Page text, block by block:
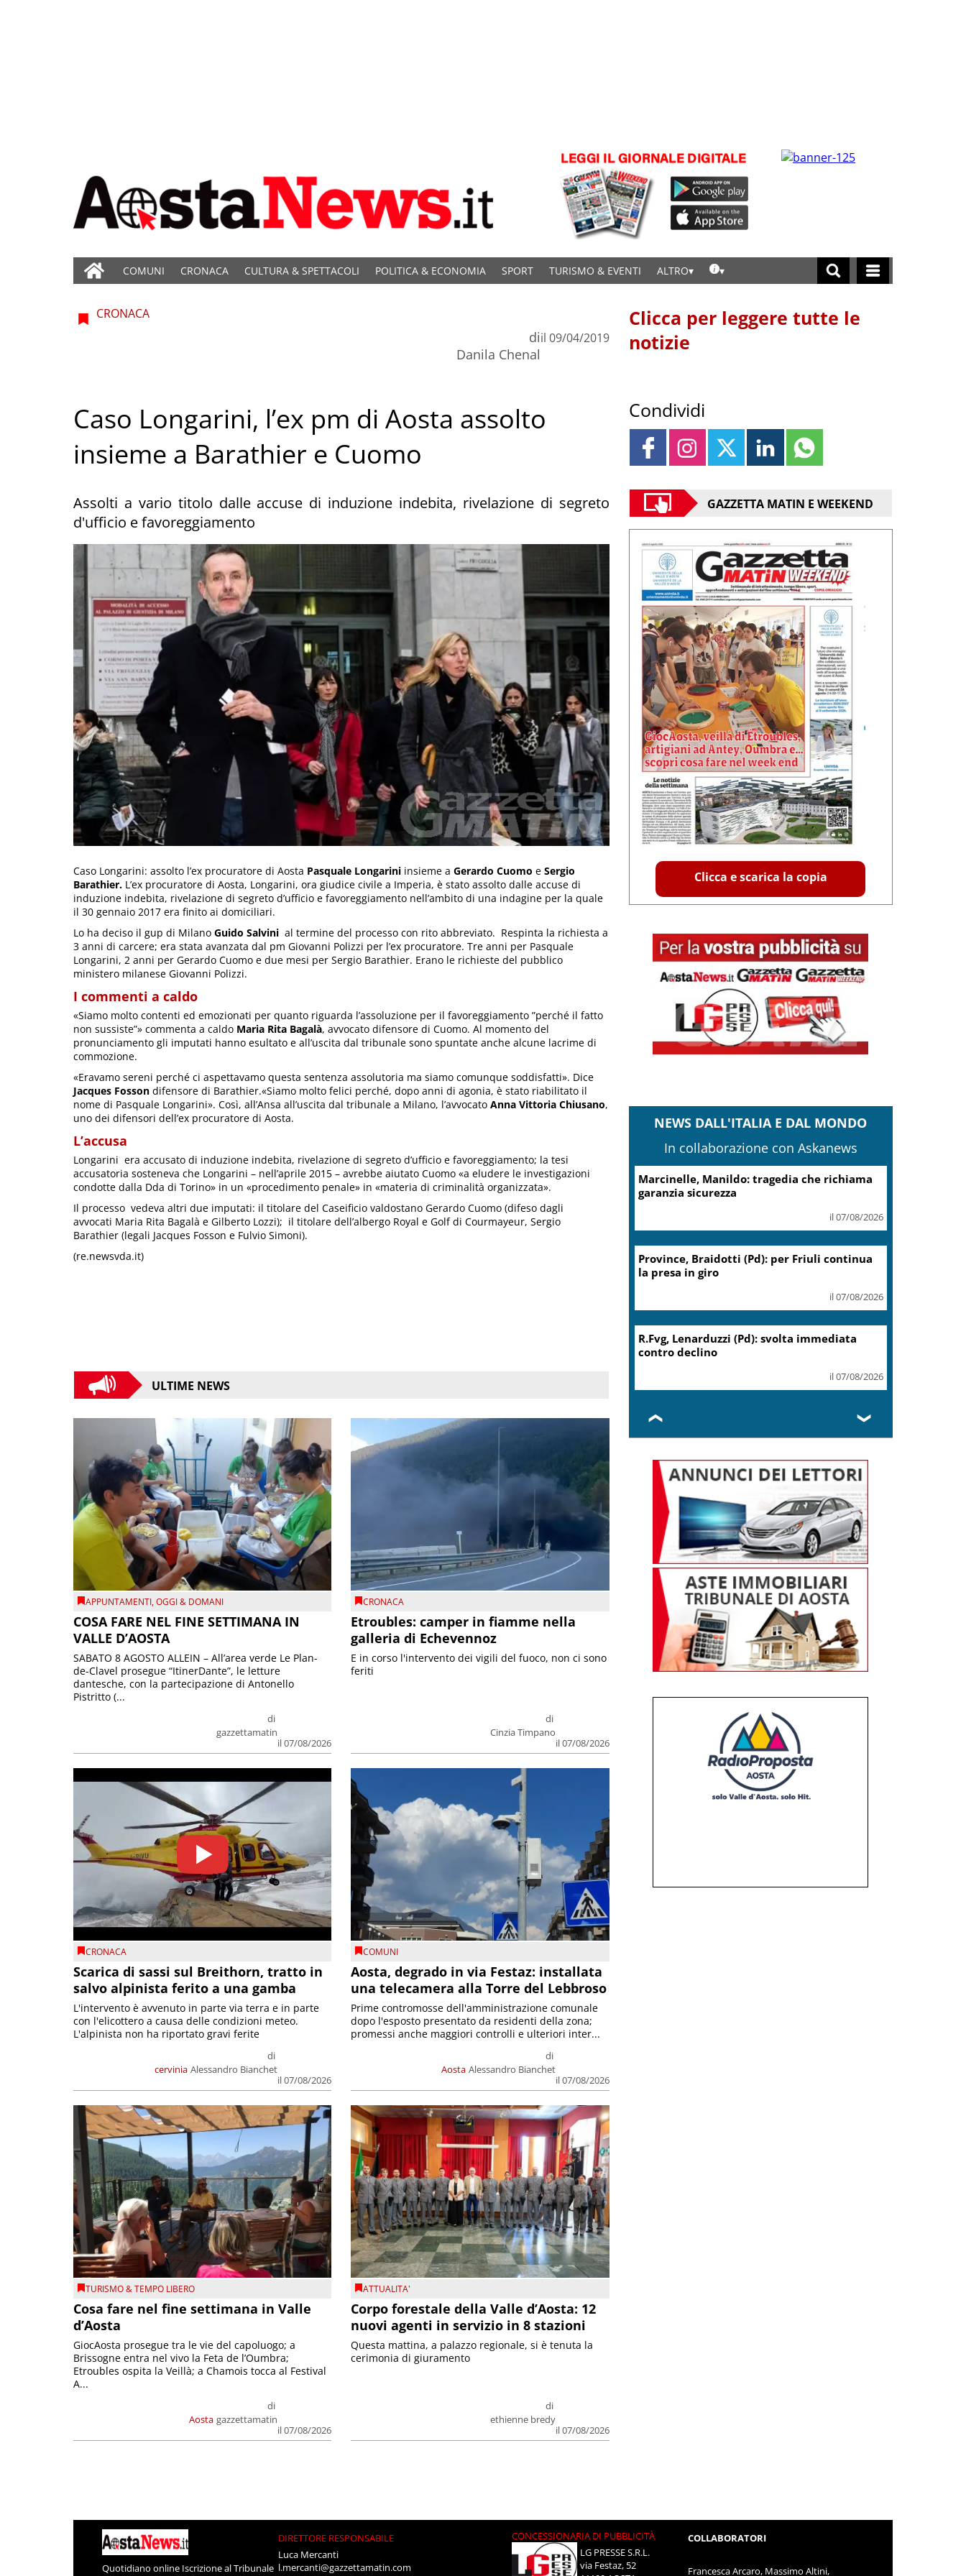
COMUNI CRONACA CULTURA & SPETTACOLI POLITICA & ECONOMIA SPORT TURISMO & EVENTI ALTRO
CRONACA
di
Danila Chenal
il 09/04/2019
Caso Longarini, l’ex pm di Aosta assolto
insieme a Barathier e Cuomo
Assolti a vario titolo dalle accuse di induzione indebita, rivelazione di segreto
d'ufficio e favoreggiamento
Caso Longarini: assolto l’ex procuratore di Aosta Pasquale Longarini insieme a Gerardo Cuomo e Sergio
Barathier. L’ex procuratore di Aosta, Longarini, ora giudice civile a Imperia, è stato assolto dalle accuse di
induzione indebita, rivelazione di segreto d’ufficio e favoreggiamento nell’ambito di una indagine per la quale
il 30 gennaio 2017 era finito ai domiciliari.
Lo ha deciso il gup di Milano Guido Salvini al termine del processo con rito abbreviato. Respinta la richiesta a
3 anni di carcere; era stata avanzata dal pm Giovanni Polizzi per l’ex procuratore. Tre anni per Pasquale
Longarini, 2 anni per Gerardo Cuomo e due mesi per Sergio Barathier. Erano le richieste del pubblico
ministero milanese Giovanni Polizzi.
I commenti a caldo
«Siamo molto contenti ed emozionati per quanto riguarda l’assoluzione per il favoreggiamento ”perché il fatto
non sussiste”» commenta a caldo Maria Rita Bagalà, avvocato difensore di Cuomo. Al momento del
pronunciamento gli imputati hanno esultato e all’uscita dal tribunale sono spuntate anche alcune lacrime di
commozione.
«Eravamo sereni perché ci aspettavamo questa sentenza assolutoria ma siamo comunque soddisfatti». Dice
Jacques Fosson difensore di Barathier.«Siamo molto felici perché, dopo anni di agonia, è stato riabilitato il
nome di Pasquale Longarini». Così, all’Ansa all’uscita dal tribunale a Milano, l’avvocato Anna Vittoria Chiusano,
uno dei difensori dell’ex procuratore di Aosta.
L’accusa
Longarini era accusato di induzione indebita, rivelazione di segreto d’ufficio e favoreggiamento; la tesi
accusatoria sosteneva che Longarini – nell’aprile 2015 – avrebbe aiutato Cuomo «a eludere le investigazioni
condotte dalla Dda di Torino» in un «procedimento penale» in «materia di criminalità organizzata».
Il processo vedeva altri due imputati: il titolare del Caseificio valdostano Gerardo Cuomo (difeso dagli
avvocati Maria Rita Bagalà e Gilberto Lozzi); il titolare dell’albergo Royal e Golf di Courmayeur, Sergio
Barathier (legali Jacques Fosson e Fulvio Simoni).
(re.newsvda.it)
ULTIME NEWS
APPUNTAMENTI,OGGI & DOMANI
COSA FARE NEL FINE SETTIMANA IN
VALLE D’AOSTA
di
gazzettamatin
il 07/08/2026
SABATO 8 AGOSTO ALLEIN – All’area verde Le Plan-
de-Clavel prosegue “ItinerDante”, le letture
dantesche, con la partecipazione di Antonello
Pistritto (...
CRONACA
Etroubles: camper in fiamme nella
galleria di Echevennoz
di
Cinzia Timpano
il 07/08/2026
E in corso l'intervento dei vigili del fuoco, non ci sono
feriti
CRONACA
Scarica di sassi sul Breithorn, tratto in
salvo alpinista ferito a una gamba
cervinia
di
Alessandro Bianchet
il 07/08/2026
L'intervento è avvenuto in parte via terra e in parte
con l'elicottero a causa delle condizioni meteo.
L'alpinista non ha riportato gravi ferite
COMUNI
Aosta, degrado in via Festaz: installata
una telecamera alla Torre del Lebbroso
Aosta
di
Alessandro Bianchet
il 07/08/2026
Prime contromosse dell'amministrazione comunale
dopo l'esposto presentato da residenti della zona;
promessi anche maggiori controlli e ulteriori inter...
TURISMO & TEMPO LIBERO
Cosa fare nel fine settimana in Valle
d’Aosta
Aosta
di
gazzettamatin
il 07/08/2026
GiocAosta prosegue tra le vie del capoluogo; a
Brissogne entra nel vivo la Feta de l’Oumbra;
Etroubles ospita la Veillà; a Chamois tocca al Festival
A...
ATTUALITA'
Corpo forestale della Valle d’Aosta: 12
nuovi agenti in servizio in 8 stazioni
di
ethienne bredy
il 07/08/2026
Questa mattina, a palazzo regionale, si è tenuta la
cerimonia di giuramento
Clicca per leggere tutte le
notizie
Condividi
GAZZETTA MATIN E WEEKEND
Clicca e scarica la copia
NEWS DALL'ITALIA E DAL MONDO
In collaborazione con Askanews
Marcinelle, Manildo: tragedia che richiama
garanzia sicurezza
il 07/08/2026
Province, Braidotti (Pd): per Friuli continua
la presa in giro
il 07/08/2026
R.Fvg, Lenarduzzi (Pd): svolta immediata
contro declino
il 07/08/2026
❮ ❯
Quotidiano online Iscrizione al Tribunale
DIRETTORE RESPONSABILE
Luca Mercanti
l.mercanti@gazzettamatin.com
CONCESSIONARIA DI PUBBLICITÀ
LG PRESSE S.R.L.
via Festaz, 52
COLLABORATORI
Francesca Arcaro, Massimo Altini,